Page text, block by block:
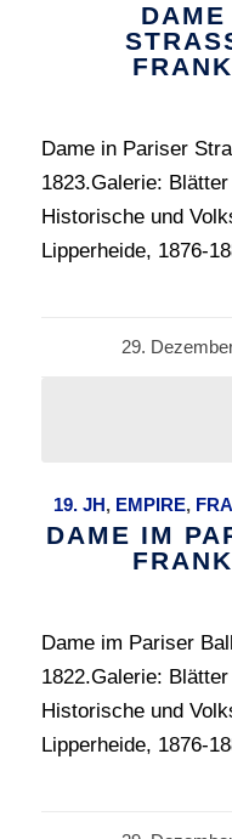
Dame in Pariser
1823.Galerie:
Historische und
Lipperheide, 1876-
29. /
19. JH, EMPIRE,
DAME IM
Dame im Pariser
1822.Galerie:
Historische und
Lipperheide, 1876-